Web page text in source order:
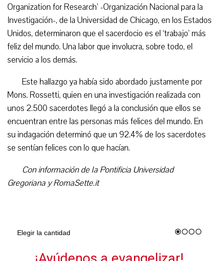
Organization for Research’ -Organización Nacional para la
Investigación-, de la Universidad de Chicago, en los Estados
Unidos, determinaron que el sacerdocio es el ‘trabajo’ más
feliz del mundo. Una labor que involucra, sobre todo, el
servicio a los demás.
Este hallazgo ya había sido abordado justamente por
Mons. Rossetti, quien en una investigación realizada con
unos 2.500 sacerdotes llegó a la conclusión que ellos se
encuentran entre las personas más felices del mundo. En
su indagación determinó que un 92.4% de los sacerdotes
se sentían felices con lo que hacían.
Con información de la Pontificia Universidad
Gregoriana y RomaSette.it